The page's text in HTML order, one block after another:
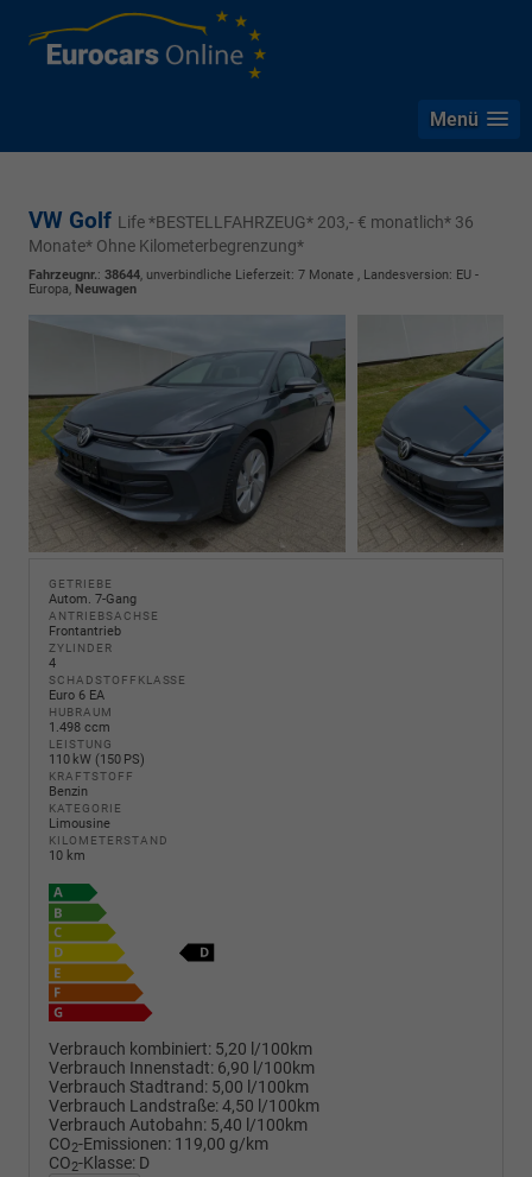
Menü
VW Golf Life *BESTELLFAHRZEUG* 203,- € monatlich* 36
Monate* Ohne Kilometerbegrenzung*
Fahrzeugnr.: 38644, unverbindliche Lieferzeit: 7 Monate , Landesversion: EU -
Europa, Neuwagen
GETRIEBE
Autom. 7-Gang
ANTRIEBSACHSE
Frontantrieb
ZYLINDER
4
SCHADSTOFFKLASSE
Euro 6 EA
HUBRAUM
1.498 ccm
LEISTUNG
110 kW (150 PS)
KRAFTSTOFF
Benzin
KATEGORIE
Limousine
KILOMETERSTAND
10 km
Verbrauch kombiniert: 5,20 l/100km
Verbrauch Innenstadt: 6,90 l/100km
Verbrauch Stadtrand: 5,00 l/100km
Verbrauch Landstraße:4,50 l/100km
Verbrauch Autobahn: 5,40 l/100km
CO2-Emissionen: 119,00 g/km
CO2-Klasse: D